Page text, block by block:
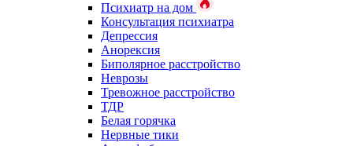
Психиатр на дом
Консультация психиатра
Депрессия
Анорексия
Биполярное расстройство
Неврозы
Тревожное расстройство
ТДР
Белая горячка
Нервные тики